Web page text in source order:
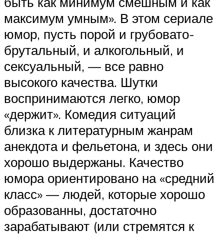
максимум умным». В этом сериале
юмор, пусть порой и грубовато-
брутальный, и алкогольный, и
сексуальный, — все равно
высокого качества. Шутки
воспринимаются легко, юмор
«держит». Комедия ситуаций
близка к литературным жанрам
анекдота и фельетона, и здесь они
хорошо выдержаны. Качество
юмора ориентировано на «средний
класс» — людей, которые хорошо
образованны, достаточно
зарабатывают (или стремятся к